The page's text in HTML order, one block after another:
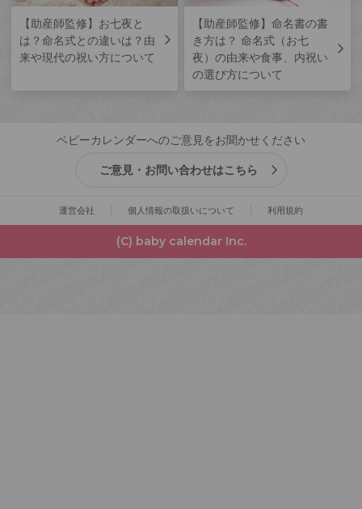
【助産師監修】お七夜と
は？命名式との違いは？由
来や現代の祝い方について
【助産師監修】命名書の書
き方は？ 命名式（お七
夜）の由来や食事、内祝い
の選び方について
ベビーカレンダーへのご意見をお聞かせください
ご意見・お問い合わせはこちら
運営会社 個人情報の取扱いについて 利用規約
(C) baby calendar Inc.